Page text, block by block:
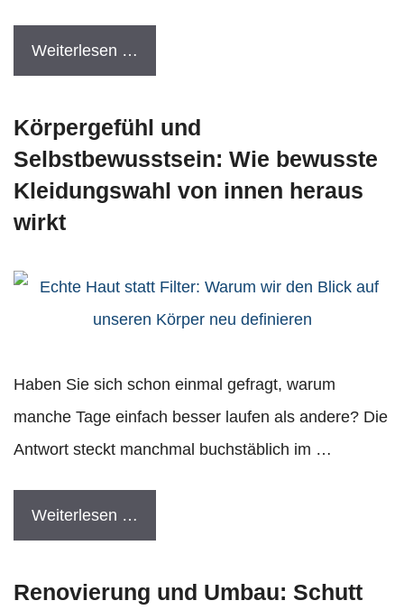
Weiterlesen …
Körpergefühl und
Selbstbewusstsein: Wie bewusste
Kleidungswahl von innen heraus
wirkt
Haben Sie sich schon einmal gefragt, warum
manche Tage einfach besser laufen als andere? Die
Antwort steckt manchmal buchstäblich im …
Weiterlesen …
Renovierung und Umbau: Schutt